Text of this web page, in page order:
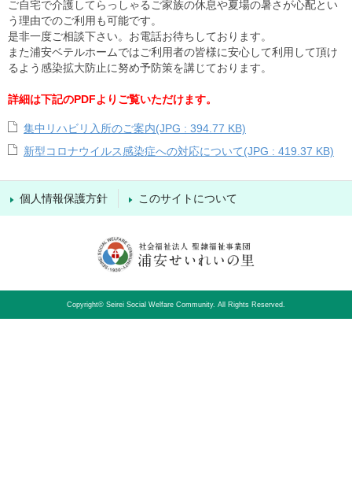
ご自宅で介護してらっしゃるご家族の休息や夏場の暑さが心配とい
う理由でのご利用も可能です。
是非一度ご相談下さい。お電話お待ちしております。
また浦安ベテルホームではご利用者の皆様に安心して利用して頂け
るよう感染拡大防止に努め予防策を講じております。
詳細は下記のPDFよりご覧いただけます。
集中リハビリ入所のご案内(JPG : 394.77 KB)
新型コロナウイルス感染症への対応について(JPG : 419.37 KB)
個人情報保護方針 このサイトについて
Copyright© Seirei Social Welfare Community. All Rights Reserved.